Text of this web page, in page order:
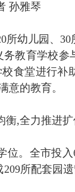
孙雅琴
所幼儿园、
务教育学校
校食堂进行
意的教育。
衡,全力推进
位。全市投
209所配套园